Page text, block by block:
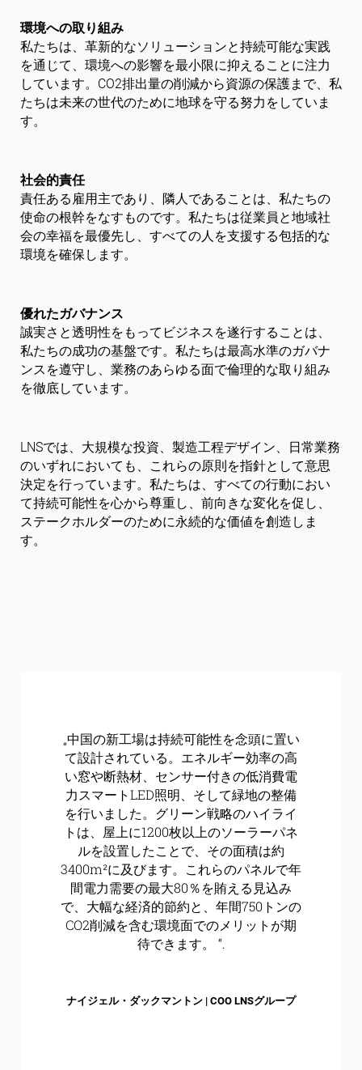
環境への取り組み
私たちは、革新的なソリューションと持続可能な実践
を通じて、環境への影響を最小限に抑えることに注力
しています。CO2排出量の削減から資源の保護まで、私
たちは未来の世代のために地球を守る努力をしていま
す。
社会的責任
責任ある雇用主であり、隣人であることは、私たちの
使命の根幹をなすものです。私たちは従業員と地域社
会の幸福を最優先し、すべての人を支援する包括的な
環境を確保します。
優れたガバナンス
誠実さと透明性をもってビジネスを遂行することは、
私たちの成功の基盤です。私たちは最高水準のガバナ
ンスを遵守し、業務のあらゆる面で倫理的な取り組み
を徹底しています。
LNSでは、大規模な投資、製造工程デザイン、日常業務
のいずれにおいても、これらの原則を指針として意思
決定を行っています。私たちは、すべての行動におい
て持続可能性を心から尊重し、前向きな変化を促し、
ステークホルダーのために永続的な価値を創造しま
す。
„中国の新工場は持続可能性を念頭に置い
て設計されている。エネルギー効率の高
い窓や断熱材、センサー付きの低消費電
力スマートLED照明、そして緑地の整備
を行いました。グリーン戦略のハイライ
トは、屋上に1200枚以上のソーラーパネ
ルを設置したことで、その面積は約
3400m²に及びます。これらのパネルで年
間電力需要の最大80％を賄える見込み
で、大幅な経済的節約と、年間750トンの
CO2削減を含む環境面でのメリットが期
待できます。 “.
ナイジェル・ダックマントン | COO LNSグループ